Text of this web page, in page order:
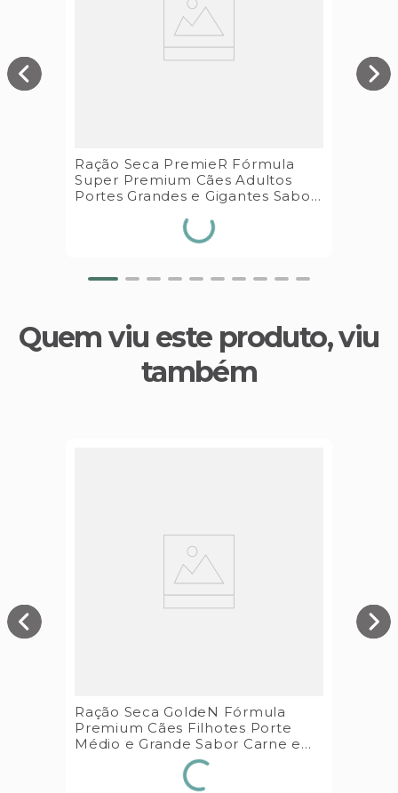
Ração Seca PremieR Fórmula
Super Premium Cães Adultos
Portes Grandes e Gigantes Sabor
Quem viu este produto, viu
também
Ração Seca GoldeN Fórmula
Premium Cães Filhotes Porte
Médio e Grande Sabor Carne e
Arroz 15kg Premier Pet